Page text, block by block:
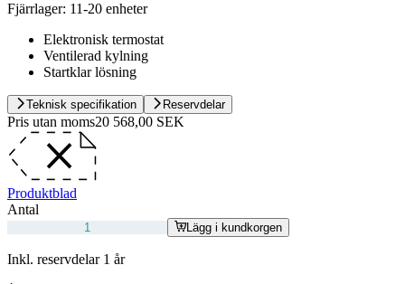
Fjärrlager: 11-20 enheter
Elektronisk termostat
Ventilerad kylning
Startklar lösning
Teknisk specifikation Reservdelar
Pris utan moms20 568,00 SEK
Produktblad
Antal
Lägg i kundkorgen
Inkl. reservdelar 1 år